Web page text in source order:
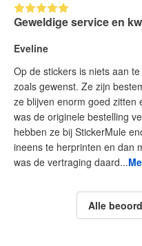
Geweldige service en
Eveline
Op de stickers is niets aan
zoals gewenst. Ze zijn
ze blijven enorm goed zitten
was de originele bestelling
hebben ze bij StickerMule
ineens te herprinten en dan
was de vertraging daard...
Alle